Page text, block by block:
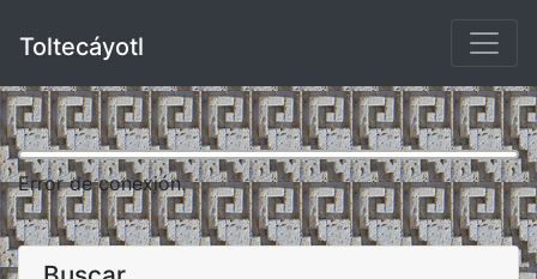
Toltecáyotl
Error de conexión.